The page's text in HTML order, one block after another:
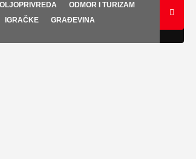
ODMOR I TURIZAM
IGRAČKE
GRAĐEVINA